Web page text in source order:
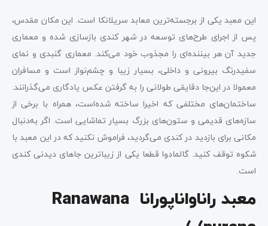
این معبد یکی از برجسته‌ترین معابد سریلانکا است. این مکان مقدس،
پس از اجرای طرح‌های توسعه در شهر کندی بازسازی شده و معماری
جدید آن هر بیننده‌ای را مجذوب خود می‌کند. معماری گنبدی و نمای
سفیدرنگ بیرونی و داخلی، بسیار زیبا و چشم‌نواز است و مسافران
معمولا در این‌جا دقایقی طولانی را به گرفتن عکس یادگاری می‌گذرانند.
ساختمان‌های مختلفی که اخیرا ساخته شده‌است، همراه با برخی از
سازه‌های قدیمی و ستون‌های بزرگ بسیار تماشایی است. اگر به‌دنبال
مکانی برای بازدید در کندی می‌گردید، فراموش نکنید که در این معبد با
شکوه توقف کنید. گالمادوا قطعا یکی از زیباترین جاهای دیدنی کندی
است.
معبد راناواناپورانا Ranawana